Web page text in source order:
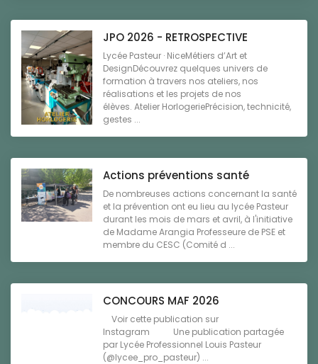
JPO 2026 - RETROSPECTIVE
Lycée Pasteur · NiceMétiers d’Art et
DesignDécouvrez quelques univers de
formation à travers nos ateliers, nos
réalisations et les projets de nos
élèves. Atelier HorlogeriePrécision, technicité,
gestes ...
Actions préventions santé
De nombreuses actions concernant la santé
et la prévention ont eu lieu au lycée Pasteur
durant les mois de mars et avril, à l'initiative
de Madame Arangia Professeure de PSE et
membre du CESC (Comité d ...
CONCOURS MAF 2026
Voir cette publication sur
Instagram Une publication partagée
par Lycée Professionnel Louis Pasteur
(@lycee_pro_pasteur) ...